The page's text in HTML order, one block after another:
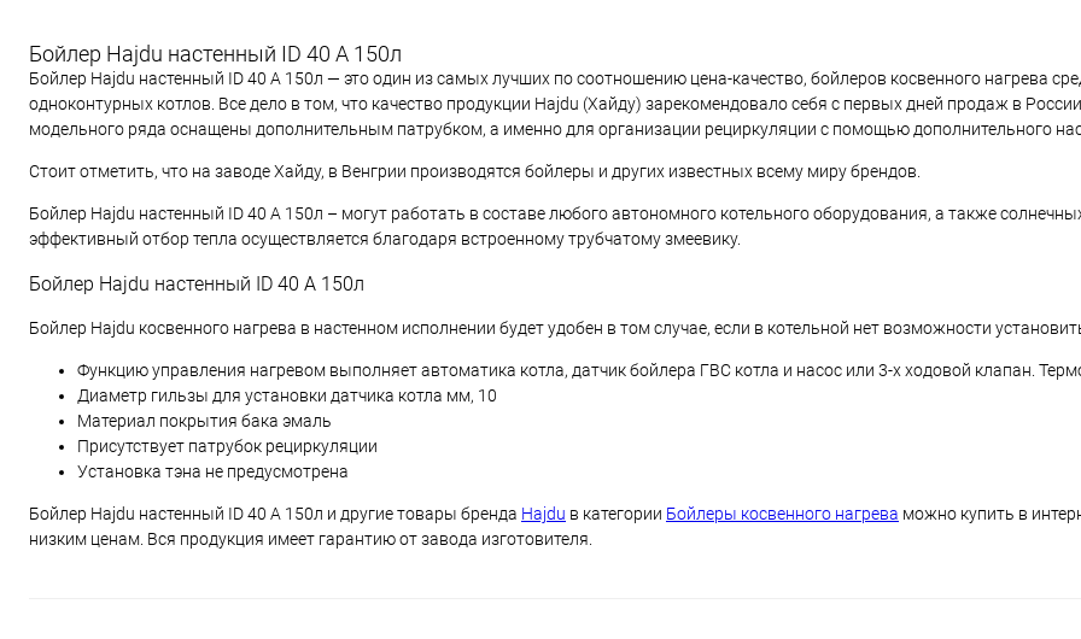
Бойлер Hajdu настенный ID 40 A 150л
Бойлер Hajdu настенный ID 40 A 150л — это один из самых лучших по соотношению цена-качество, бойлеров косвенного нагрева
одноконтурных котлов. Все дело в том, что качество продукции Hajdu (Хайду) зарекомендовало себя с первых дней продаж в
модельного ряда оснащены дополнительным патрубком, а именно для организации рециркуляции с помощью дополнительного
Стоит отметить, что на заводе Хайду, в Венгрии производятся бойлеры и других известных всему миру брендов.
Бойлер Hajdu настенный ID 40 A 150л – могут работать в составе любого автономного котельного оборудования, а также
эффективный отбор тепла осуществляется благодаря встроенному трубчатому змеевику.
Бойлер Hajdu настенный ID 40 A 150л
Бойлер Hajdu косвенного нагрева в настенном исполнении будет удобен в том случае, если в котельной нет возможности
Функцию управления нагревом выполняет автоматика котла, датчик бойлера ГВС котла и насос или 3-х ходовой клапан.
Диаметр гильзы для установки датчика котла мм, 10
Материал покрытия бака эмаль
Присутствует патрубок рециркуляции
Установка тэна не предусмотрена
Бойлер Hajdu настенный ID 40 A 150л и другие товары бренда Hajdu в категории Бойлеры косвенного нагрева можно купить в
низким ценам. Вся продукция имеет гарантию от завода изготовителя.